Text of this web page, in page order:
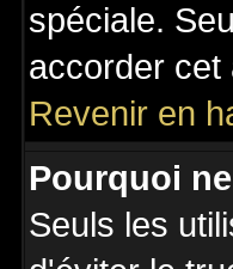
spéciale.
accorder cet
Revenir en
Pourquoi
Seuls les